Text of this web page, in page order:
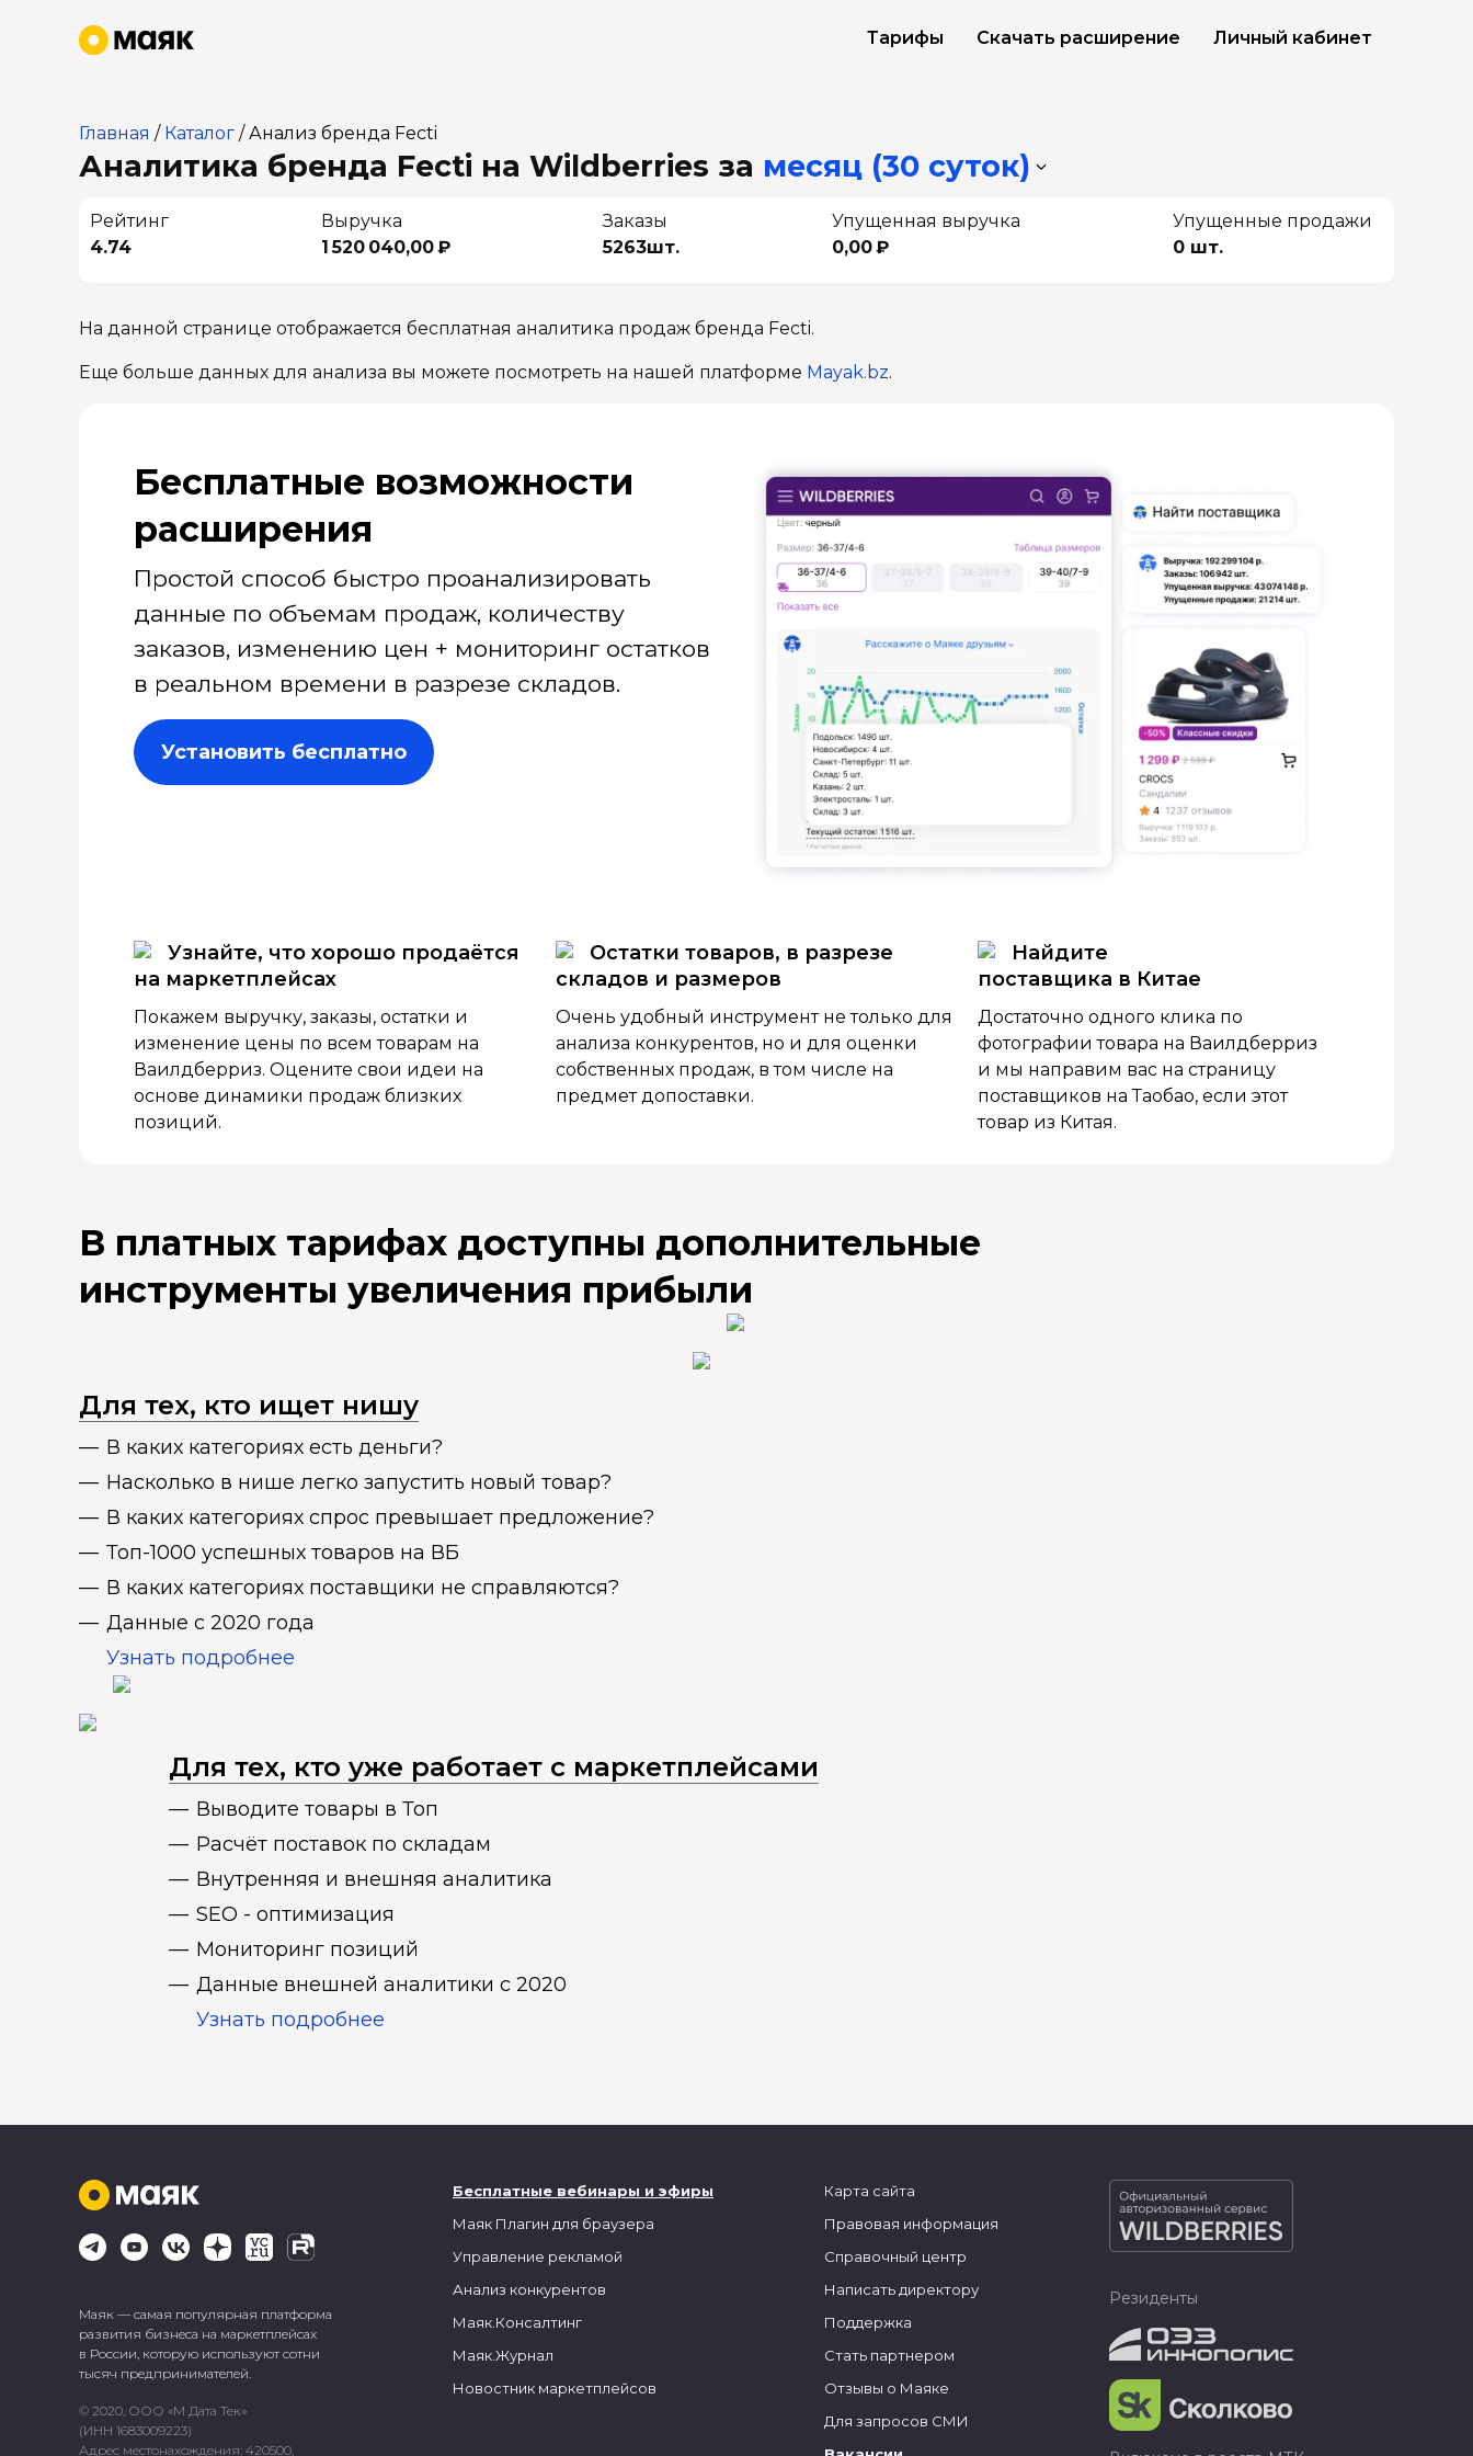
Тарифы Скачать расширение Личный кабинет
Главная / Каталог /Анализ бренда Fecti
Аналитика бренда Fecti на Wildberries за месяц (30 суток)
Рейтинг
4.74
Выручка
1 520 040,00 ₽
Заказы
5263шт.
Упущенная выручка
0,00 ₽
Упущенные продажи
0 шт.
На данной странице отображается бесплатная аналитика продаж бренда Fecti.
Еще больше данных для анализа вы можете посмотреть на нашей платформе Mayak.bz.
Бесплатные возмож­ности
расширения
Простой способ быстро проанализировать
данные по объемам продаж, количеству
заказов, изменению цен + мониторинг остатков
в реальном времени в разрезе складов.
Установить бесплатно
Узнайте, что хорошо продаётся
на маркетплейсах
Покажем выручку, заказы, остатки и
изменение цены по всем товарам на
Ваилдберриз. Оцените свои идеи на
основе динамики продаж близких
позиций.
Остатки товаров, в разрезе
складов и размеров
Очень удобный инструмент не только для
анализа конкурентов, но и для оценки
собственных продаж, в том числе на
предмет допоставки.
Найдите
поставщика в Китае
Достаточно одного клика по
фотографии товара на Ваилдберриз
и мы направим вас на страницу
поставщиков на Таобао, если этот
товар из Китая.
В платных тарифах доступны дополнительные
инструменты увеличения прибыли
Для тех, кто ищет нишу
В каких категориях есть деньги?
Насколько в нише легко запустить новый товар?
В каких категориях спрос превышает предложение?
Топ-1000 успешных товаров на ВБ
В каких категориях поставщики не справляются?
Данные с 2020 года
Узнать подробнее
Для тех, кто уже работает с маркетплейсами
Выводите товары в Топ
Расчёт поставок по складам
Внутренняя и внешняя аналитика
SEO - оптимизация
Мониторинг позиций
Данные внешней аналитики с 2020
Узнать подробнее
Маяк — самая популярная платформа
развития бизнеса на маркетплейсах
в России, которую используют сотни
тысяч предпринимателей.
© 2020, ООО «М Дата Тек»
(ИНН 1683009223)
Адрес местонахождения: 420500,
Бесплатные вебинары и эфиры
Маяк Плагин для браузера
Управление рекламой
Анализ конкурентов
Маяк.Консалтинг
Маяк.Журнал
Новостник маркетплейсов
Карта сайта
Правовая информация
Справочный центр
Написать директору
Поддержка
Стать партнером
Отзывы о Маяке
Для запросов СМИ
Резиденты